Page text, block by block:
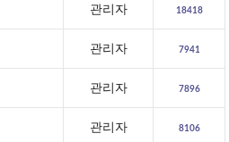
관리자 18418
관리자 7941
관리자 7896
관리자 8106